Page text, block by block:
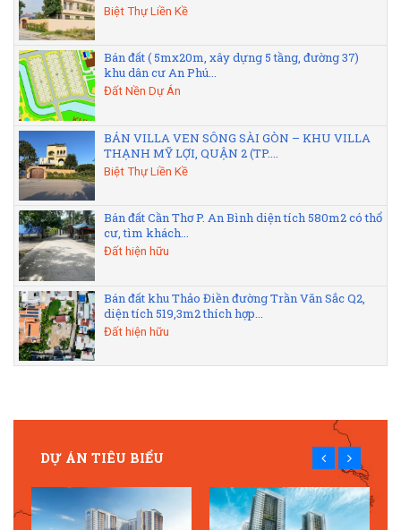
Biệt Thự Liền Kề
Bán đất ( 5mx20m, xây dựng 5 tầng, đường 37)
khu dân cư An Phú...
Đất Nền Dự Án
BÁN VILLA VEN SÔNG SÀI GÒN – KHU VILLA
THẠNH MỸ LỢI, QUẬN 2 (TP....
Biệt Thự Liền Kề
Bán đất Cần Thơ P. An Bình diện tích 580m2 có thổ
cư, tìm khách...
Đất hiện hữu
Bán đất khu Thảo Điền đường Trần Văn Sắc Q2,
diện tích 519,3m2 thích hợp...
Đất hiện hữu
DỰ ÁN TIÊU BIỂU